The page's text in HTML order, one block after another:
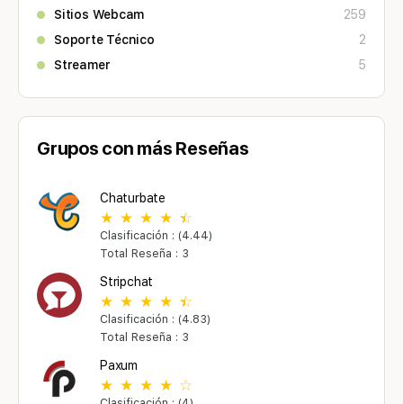
Sitios Webcam
259
Soporte Técnico
2
Streamer
5
Grupos con más Reseñas
Chaturbate
Clasificación : (4.44)
Total Reseña : 3
Stripchat
Clasificación : (4.83)
Total Reseña : 3
Paxum